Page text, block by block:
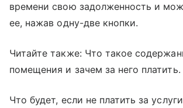
времени свою задолженность и
ее, нажав одну-две кнопки.
Читайте также: Что такое
помещения и зачем за него платить.
Что будет, если не платить за